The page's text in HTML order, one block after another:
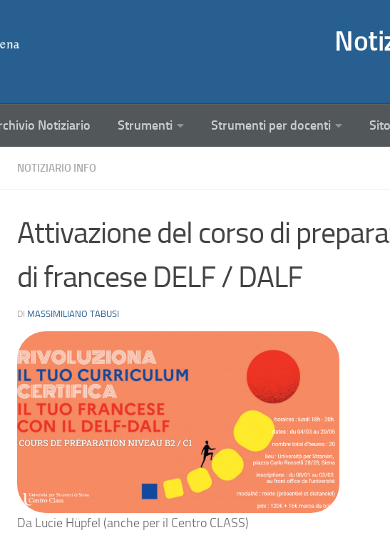
Notiziario Strumenti Strumenti per docenti
NOTIZIARIO INFO
Attivazione del corso di
di francese DELF / DALF
DI MASSIMILIANO TABUSI
Da Lucie Hüpfel (anche per il Centro CLASS)